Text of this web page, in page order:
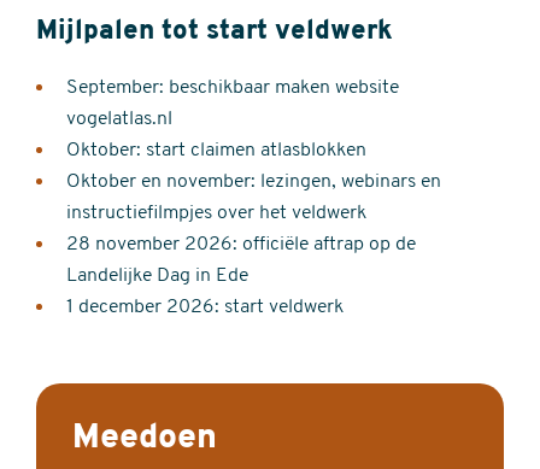
Mijlpalen tot start veldwerk
September: beschikbaar maken website
vogelatlas.nl
Oktober: start claimen atlasblokken
Oktober en november: lezingen, webinars en
instructiefilmpjes over het veldwerk
28 november 2026: officiële aftrap op de
Landelijke Dag in Ede
1 december 2026: start veldwerk
Meedoen